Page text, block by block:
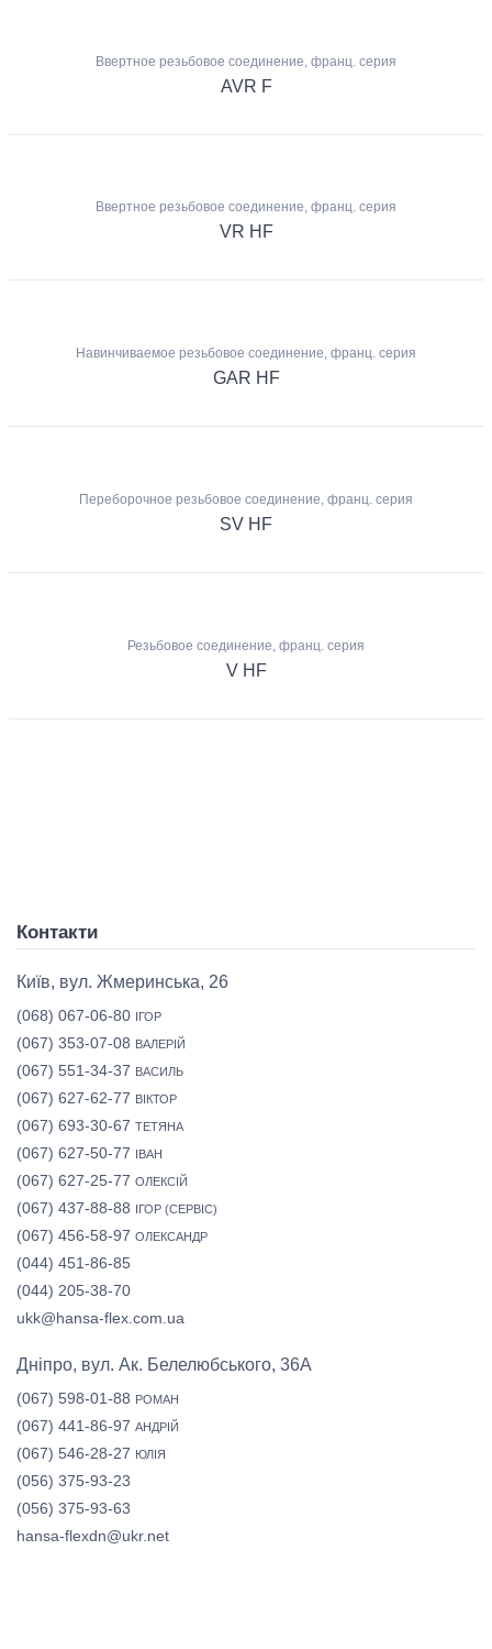
Ввертное резьбовое соединение, франц. серия
AVR F
Ввертное резьбовое соединение, франц. серия
VR HF
Навинчиваемое резьбовое соединение, франц. серия
GAR HF
Переборочное резьбовое соединение, франц. серия
SV HF
Резьбовое соединение, франц. серия
V HF
Контакти
Київ, вул. Жмеринська, 26
(068) 067-06-80 ІГОР
(067) 353-07-08 ВАЛЕРІЙ
(067) 551-34-37 ВАСИЛЬ
(067) 627-62-77 ВІКТОР
(067) 693-30-67 ТЕТЯНА
(067) 627-50-77 ІВАН
(067) 627-25-77 ОЛЕКСІЙ
(067) 437-88-88 ІГОР (СЕРВІС)
(067) 456-58-97 ОЛЕКСАНДР
(044) 451-86-85
(044) 205-38-70
ukk@hansa-flex.com.ua
Дніпро, вул. Ак. Белелюбського, 36А
(067) 598-01-88 РОМАН
(067) 441-86-97 АНДРІЙ
(067) 546-28-27 ЮЛІЯ
(056) 375-93-23
(056) 375-93-63
hansa-flexdn@ukr.net